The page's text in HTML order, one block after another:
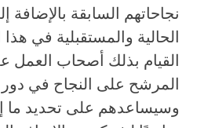
نجاحاتهم السابقة بالإضافة
الحالية والمستقبلية في
القيام بذلك أصحاب العمل
المرشح على النجاح في دور
وسيساعدهم على تحديد ما